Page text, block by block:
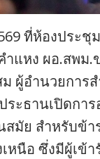
ที่ห้องประชุ
แหง ผอ.สพ
ผู้อำนวยกา
ระธานเปิดก
มัย สำหรับข้
หนือ ซึ่งมีผู้เข้